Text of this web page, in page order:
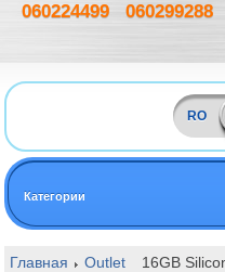
060224499 060299288
RO
Категории
Главная Outlet 16GB